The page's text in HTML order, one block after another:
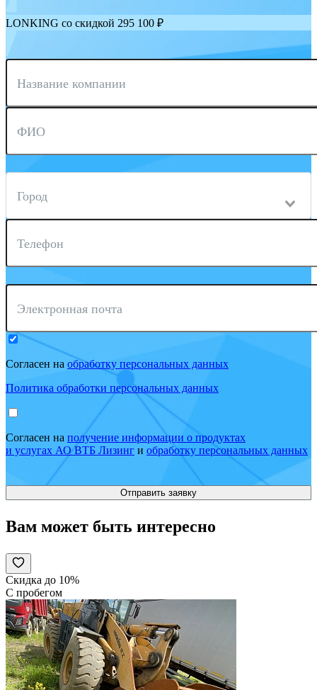
LONKING со скидкой 295 100 ₽
Название компании
ФИО
Город
Телефон
Электронная почта
Согласен на обработку персональных данных
Политика обработки персональных данных
Согласен на получение информации о продуктах
и услугах АО ВТБ Лизинг и обработку персональных данных
Вам может быть интересно
Скидка до 10%
С пробегом